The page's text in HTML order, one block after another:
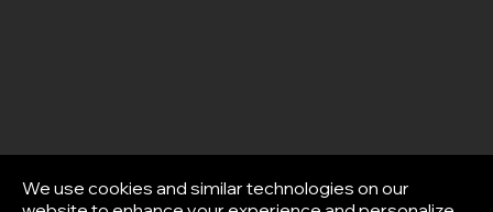
We use cookies and similar technologies on our